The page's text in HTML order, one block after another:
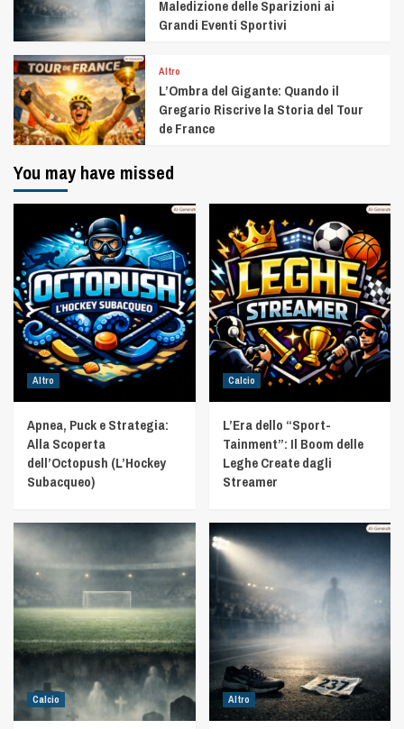
Maledizione delle Sparizioni ai
Grandi Eventi Sportivi
Altro
L’Ombra del Gigante: Quando il
Gregario Riscrive la Storia del Tour
de France
You may have missed
Altro
Apnea, Puck e Strategia:
Alla Scoperta
dell’Octopush (L’Hockey
Subacqueo)
Calcio
L’Era dello “Sport-
Tainment”: Il Boom delle
Leghe Create dagli
Streamer
Calcio Altro